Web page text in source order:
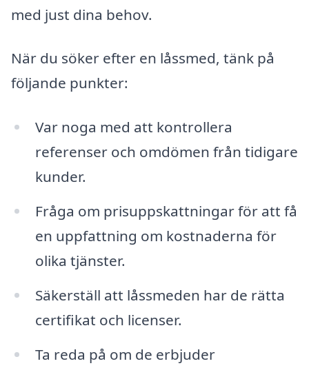
med just dina behov.
När du söker efter en låssmed, tänk på
följande punkter:
Var noga med att kontrollera
referenser och omdömen från tidigare
kunder.
Fråga om prisuppskattningar för att få
en uppfattning om kostnaderna för
olika tjänster.
Säkerställ att låssmeden har de rätta
certifikat och licenser.
Ta reda på om de erbjuder